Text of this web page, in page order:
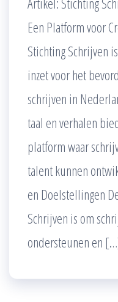
Een Platform voor
Stichting Schrijven
inzet voor het
schrijven in
taal en verhalen
platform waar
talent kunnen
en Doelstellingen
Schrijven is om
ondersteunen en